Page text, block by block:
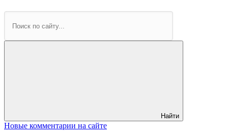
Найти
Новые комментарии на сайте